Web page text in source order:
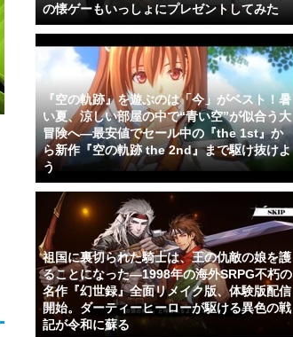
の懐ゲーもいっしょにプレゼントしてみた
『空の軌跡』を遊ぶのは「今」がベスト！暑
い夏、涼しい部屋の中で“青い空”が似合う大
冒険へ―最安値でセール中の『the 1st』か
ら新作『空の軌跡 the 2nd』まで駆け抜けよ
う
祖国に裏切られた騎士は、王の仇敵の娘を護
ることになった―1998年の海外SRPG不朽の
名作『幻世録』全面リメイク版、体験版配信
開始。ダーティーヒーローが駆ける異色の戦
記が令和に蘇る